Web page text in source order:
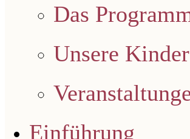
Das
Unsere
Einführung